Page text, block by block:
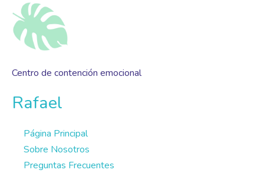
Centro de contención emocional
Rafael
Página Principal
Sobre Nosotros
Preguntas Frecuentes